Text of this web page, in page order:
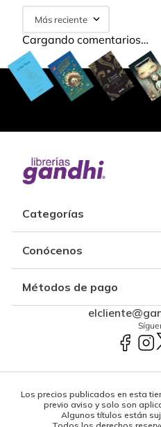
Más reciente
Cargando comentarios…
Categorías
Conócenos
Métodos de pago
Los precios publicados en esta
previo aviso y solo son
Algunos títulos están